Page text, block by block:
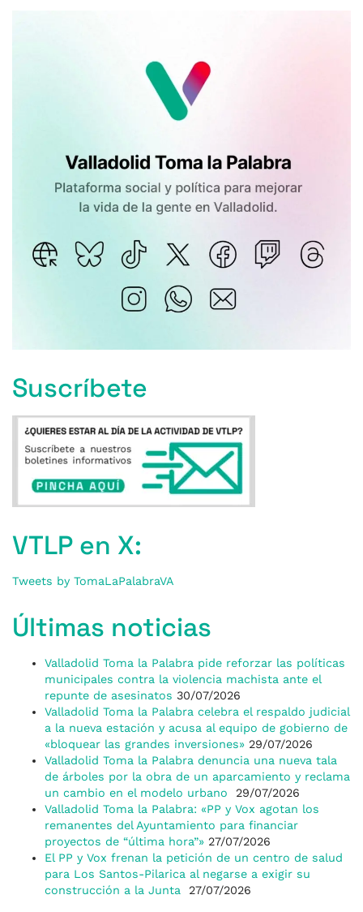
Suscríbete
VTLP en X:
Tweets by TomaLaPalabraVA
Últimas noticias
Valladolid Toma la Palabra pide reforzar las políticas
municipales contra la violencia machista ante el
repunte de asesinatos 30/07/2026
Valladolid Toma la Palabra celebra el respaldo judicial
a la nueva estación y acusa al equipo de gobierno de
«bloquear las grandes inversiones» 29/07/2026
Valladolid Toma la Palabra denuncia una nueva tala
de árboles por la obra de un aparcamiento y reclama
un cambio en el modelo urbano
29/07/2026
Valladolid Toma la Palabra: «PP y Vox agotan los
remanentes del Ayuntamiento para financiar
proyectos de “última hora”» 27/07/2026
El PP y Vox frenan la petición de un centro de salud
para Los Santos-Pilarica al negarse a exigir su
construcción a la Junta
27/07/2026